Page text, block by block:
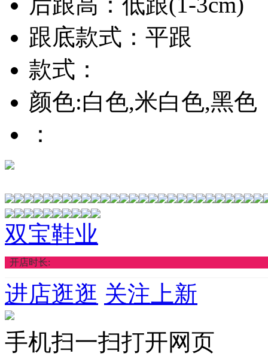
跟底款式：平跟
款式：
颜色:白色,米白色,黑色
：
双宝鞋业
开店时长:
进店逛逛 关注上新
手机扫一扫打开网页